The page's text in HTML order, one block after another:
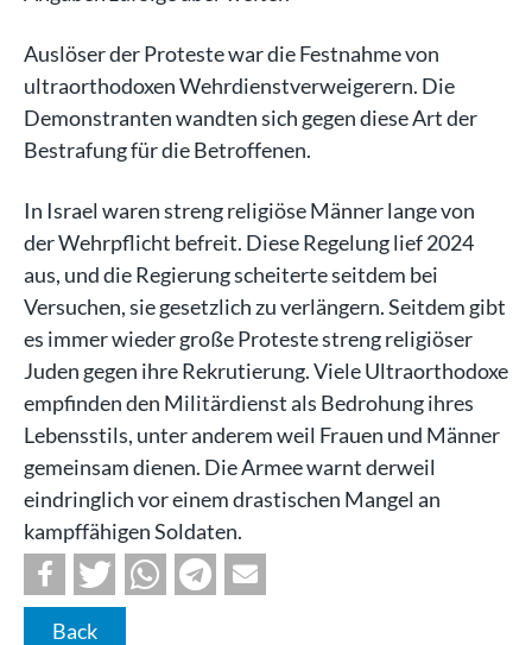
Auslöser der Proteste war die Festnahme von
ultraorthodoxen Wehrdienstverweigerern. Die
Demonstranten wandten sich gegen diese Art der
Bestrafung für die Betroffenen.
In Israel waren streng religiöse Männer lange von
der Wehrpflicht befreit. Diese Regelung lief 2024
aus, und die Regierung scheiterte seitdem bei
Versuchen, sie gesetzlich zu verlängern. Seitdem gibt
es immer wieder große Proteste streng religiöser
Juden gegen ihre Rekrutierung. Viele Ultraorthodoxe
empfinden den Militärdienst als Bedrohung ihres
Lebensstils, unter anderem weil Frauen und Männer
gemeinsam dienen. Die Armee warnt derweil
eindringlich vor einem drastischen Mangel an
kampffähigen Soldaten.
Back